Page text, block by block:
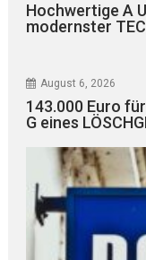
Hochwertige A
modernster
August 6, 2026
143.000 Euro für
G eines